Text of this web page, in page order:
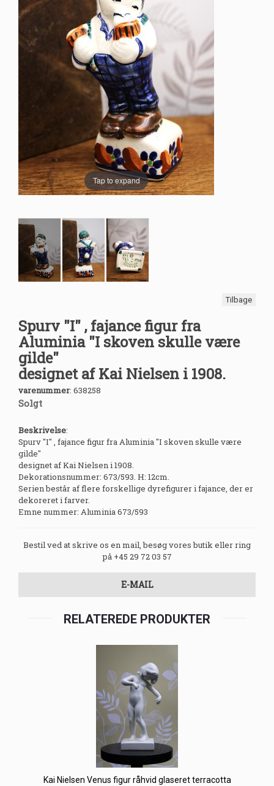
Tap to expand
Tilbage
Spurv "I" , fajance figur fra
Aluminia "I skoven skulle være
gilde"
designet af Kai Nielsen i 1908.
varenummer: 638258
Solgt
Beskrivelse:
Spurv "I" , fajance figur fra Aluminia "I skoven skulle være
gilde"
designet af Kai Nielsen i 1908.
Dekorationsnummer: 673/593. H: 12cm.
Serien består af flere forskellige dyrefigurer i fajance, der er
dekoreret i farver.
Emne nummer: Aluminia 673/593
Bestil ved at skrive os en mail, besøg vores butik eller ring
på +45 29 72 03 57
E-MAIL
RELATEREDE PRODUKTER
Kai Nielsen Venus figur råhvid glaseret terracotta